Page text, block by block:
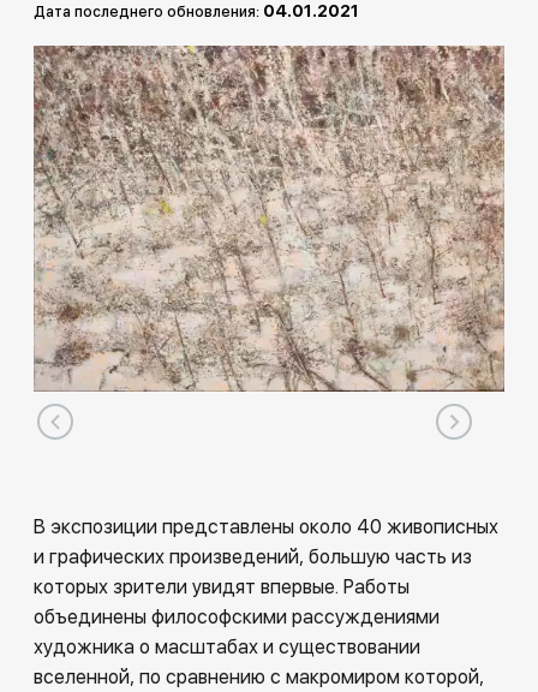
Дата последнего обновления: 04.01.2021
В экспозиции представлены около 40 живописных
и графических произведений, большую часть из
которых зрители увидят впервые. Работы
объединены философскими рассуждениями
художника о масштабах и существовании
вселенной, по сравнению с макромиром которой,